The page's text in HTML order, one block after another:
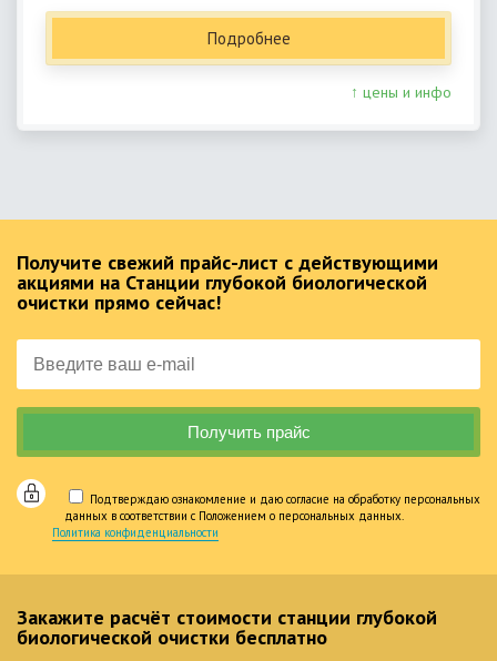
Подробнее
↑ цены и инфо
Получите свежий прайс-лист с действующими
акциями на Станции глубокой биологической
очистки прямо сейчас!
Подтверждаю ознакомление и даю согласие на обработку персональных
данных в соответствии с Положением о персональных данных.
Политика конфиденциальности
Закажите расчёт стоимости станции глубокой
биологической очистки бесплатно